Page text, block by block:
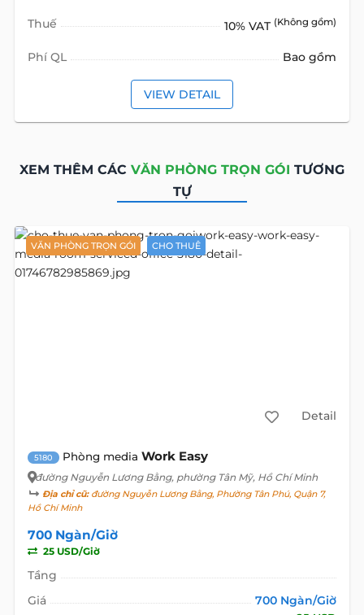
Thuế 10% VAT (Không gồm)
Phí QL Bao gồm
VIEW DETAIL
XEM THÊM CÁC VĂN PHÒNG TRỌN GÓI TƯƠNG
TỰ
VĂN PHÒNG TRỌN GÓI CHO THUÊ
Detail
5180 Phòng media Work Easy
đường Nguyễn Lương Bằng, phường Tân Mỹ, Hồ Chí Minh
Địa chỉ cũ:đường Nguyễn Lương Bằng, Phường Tân Phú, Quận 7,
Hồ Chí Minh
700 Ngàn/Giờ
25 USD/Giờ
Tầng
Giá
700 Ngàn/Giờ